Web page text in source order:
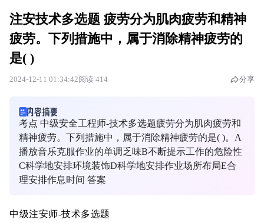
注安技术多选题 疲劳分为肌肉疲劳和精神
疲劳。下列措施中，属于消除精神疲劳的
是( )
2024-12-11 01:34:42阅读 414 分享
考点 中级安全工程师-技术多选题疲劳分为肌肉疲劳和
精神疲劳。下列措施中，属于消除精神疲劳的是( )。A
播放音乐克服作业的单调乏味B不断提示工作的危险性
C科学地安排环境装饰D科学地安排作业场所布局E合
理安排作息时间 答案
中级注安师-技术多选题